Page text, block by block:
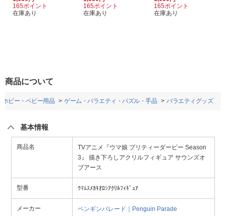
165ポイント
在庫あり
165ポイント
在庫あり
165ポイント
在庫あり
商品について
ホビー・ベビー用品 ゲーム・バラエティ・パズル・手品 バラエティグッズ
基本情報
商品名
TVアニメ『ウマ娘 プリティーダービー Season
3』 描き下ろしアクリルフィギュア サウンズオ
ブアース
型番 ｳﾏﾑｽﾒｶｷｵﾛｼｱｸﾘﾙﾌｨｷﾞｭｱ
メーカー ペンギンパレード｜Penguin Parade